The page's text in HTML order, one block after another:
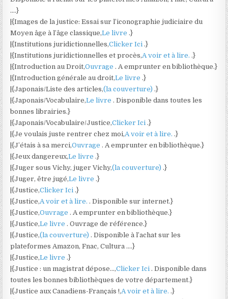
….}
|{Images de la justice: Essai sur l’iconographie judiciaire du
Moyen âge à l’âge classique,Le livre.}
|{Institutions juridictionnelles,Clicker Ici.}
|{Institutions juridictionnelles et procès,A voir et à lire..}
|{Introduction au Droit,Ouvrage. A emprunter en bibliothèque.}
|{Introduction générale au droit,Le livre.}
|{Japonais/Liste des articles,(la couverture).}
|{Japonais/Vocabulaire,Le livre. Disponible dans toutes les
bonnes librairies.}
|{Japonais/Vocabulaire/Justice,Clicker Ici.}
|{Je voulais juste rentrer chez moi,A voir et à lire..}
|{J’étais à sa merci,Ouvrage. A emprunter en bibliothèque.}
|{Jeux dangereux,Le livre.}
|{Juger sous Vichy, juger Vichy,(la couverture).}
|{Juger, être jugé,Le livre.}
|{Justice,Clicker Ici.}
|{Justice,A voir et à lire.. Disponible sur internet.}
|{Justice,Ouvrage. A emprunter en bibliothèque.}
|{Justice,Le livre. Ouvrage de référence.}
|{Justice,(la couverture). Disponible à l’achat sur les
plateformes Amazon, Fnac, Cultura ….}
|{Justice,Le livre.}
|{Justice : un magistrat dépose…,Clicker Ici. Disponible dans
toutes les bonnes bibliothèques de votre département.}
|{Justice aux Canadiens-Français !,A voir et à lire..}